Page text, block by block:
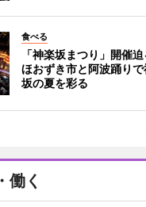
食べる
「神楽坂まつり」開催
ほおずき市と阿波踊りで
坂の夏を彩る
働く